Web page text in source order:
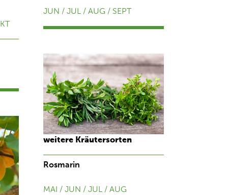
JUN / JUL / AUG / SEPT
weitere Kräutersorten
Rosmarin
MAI / JUN / JUL / AUG